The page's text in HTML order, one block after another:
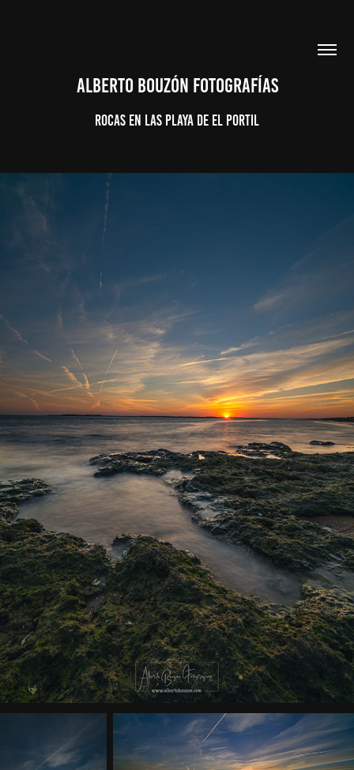
ALBERTO BOUZÓN FOTOGRAFÍAS
Rocas en las Playa de El Portil